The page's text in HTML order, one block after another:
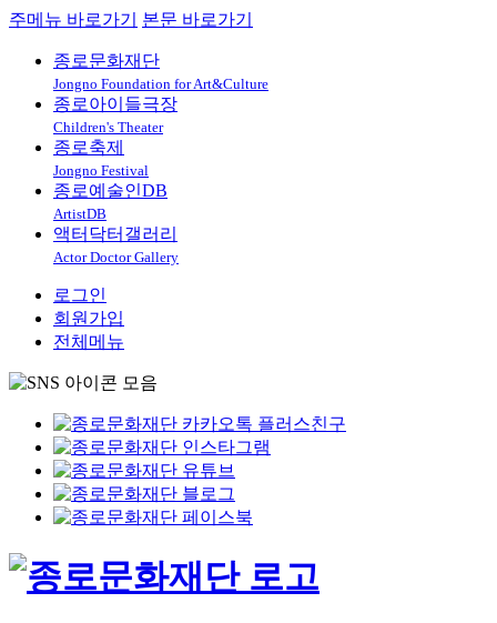
주메뉴 바로가기 본문 바로가기
종로문화재단
Jongno Foundation for Art&Culture
종로아이들극장
Children's Theater
종로축제
Jongno Festival
종로예술인DB
ArtistDB
액터닥터갤러리
Actor Doctor Gallery
로그인
회원가입
전체메뉴